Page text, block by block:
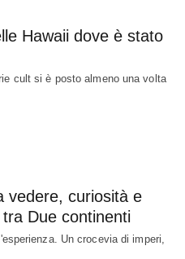
Hawaii dove è stato
cult si è posto almeno una volta
vedere, curiosità e
Due continenti
Un crocevia di imperi,